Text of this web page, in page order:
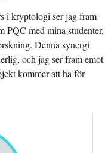
i kryptologi ser jag fram
PQC med mina studenter,
Denna synergi
och jag ser fram emot
kommer att ha för